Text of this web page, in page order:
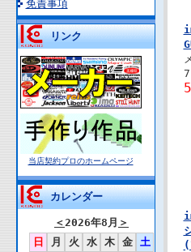
免責事項
リンク
当店契約プロのホームページ
カレンダー
＜2026年8月 ＞
日
月 火 水 木 金
土